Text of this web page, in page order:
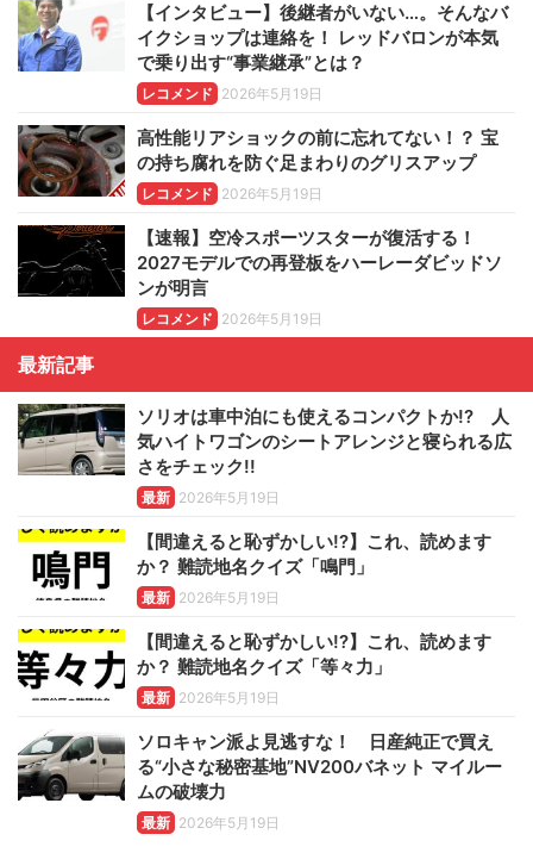
【インタビュー】後継者がいない…。そんなバ
イクショップは連絡を！ レッドバロンが本気
で乗り出す“事業継承”とは？
レコメンド 2026年5月19日
高性能リアショックの前に忘れてない！？ 宝
の持ち腐れを防ぐ足まわりのグリスアップ
レコメンド 2026年5月19日
【速報】空冷スポーツスターが復活する！
2027モデルでの再登板をハーレーダビッドソ
ンが明言
レコメンド 2026年5月19日
最新記事
ソリオは車中泊にも使えるコンパクトか!? 人
気ハイトワゴンのシートアレンジと寝られる広
さをチェック!!
最新 2026年5月19日
【間違えると恥ずかしい!?】これ、読めます
か？ 難読地名クイズ「鳴門」
最新 2026年5月19日
【間違えると恥ずかしい!?】これ、読めます
か？ 難読地名クイズ「等々力」
最新 2026年5月19日
ソロキャン派よ見逃すな！ 日産純正で買え
る“小さな秘密基地”NV200バネット マイルー
ムの破壊力
最新 2026年5月19日